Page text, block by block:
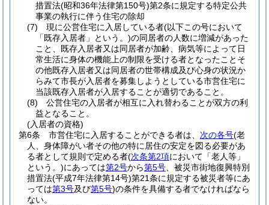
措置法(昭和36年法律第150号)第2条に規定する特定公共
事業の執行に伴う住宅の除却
(7)
現に公営住宅に入居している者(以下この号において
「既存入居者」という。)の同居者の人数に増減があった
こと、既存入居者又は同居者が加齢、病気等によって日
常生活に身体の機能上の制限を受ける者となったことそ
の他既存入居者又は同居者の世帯構成及び心身の状況か
らみて市長が入居者を募集しようとしている市営住宅に
当該既存入居者が入居することが適切であること。
(8)
公営住宅の入居者が相互に入れ替わることが双方の利
益となること。
(入居者の資格)
第6条
市営住宅に入居することができる者は、 次の各号(老
人、身体障がい者その他の特に居住の安定を図る必要があ
る者として規則で定める者(次条第2項において「老人等」
という。)にあっては第2号から第5号 、被災市街地復興特別
措置法(平成7年法律第14号)第21条に規定する被災者等にあ
っては第3号及び第5号)の条件を具備する者でなければなら
ない。